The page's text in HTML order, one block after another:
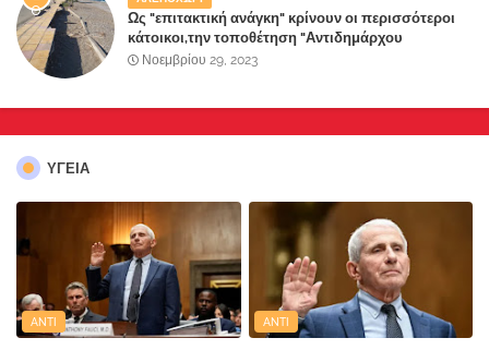
Ως "επιτακτική ανάγκη" κρίνουν οι περισσότεροι
κάτοικοι,την τοποθέτηση "Αντιδημάρχου
Παραλιακής Ζώνης" στο Δήμο Μάνδρας-Ειδυλλίας!
Νοεμβρίου 29, 2023
ΥΓΕΙΑ
ANTI ANTI